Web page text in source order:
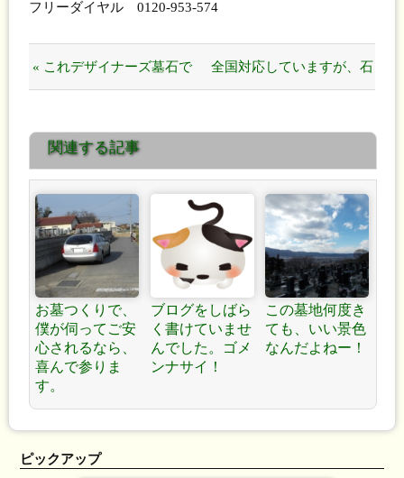
フリーダイヤル 0120-953-574
« これデザイナーズ墓石で
が・・・？
全国対応していますが、石
関連する記事
お墓つくりで、
僕が伺ってご安
心されるなら、
喜んで参りま
す。
ブログをしばら
く書けていませ
んでした。ゴメ
ンナサイ！
この墓地何度き
ても、いい景色
なんだよねー！
ピックアップ